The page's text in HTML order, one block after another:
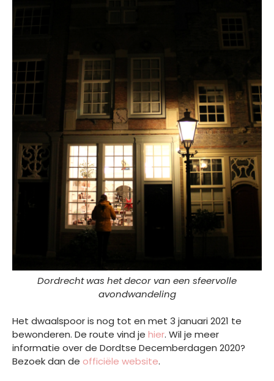
Dordrecht was het decor van een sfeervolle
avondwandeling
Het dwaalspoor is nog tot en met 3 januari 2021 te
bewonderen. De route vind je hier. Wil je meer
informatie over de Dordtse Decemberdagen 2020?
Bezoek dan de officiële website.